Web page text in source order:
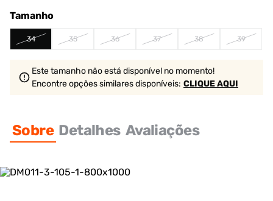
Tamanho
34 35 36 37 38 39
Este tamanho não está disponível no momento!
Encontre opções similaresdisponíveis: CLIQUE AQUI
Sobre Detalhes Avaliações